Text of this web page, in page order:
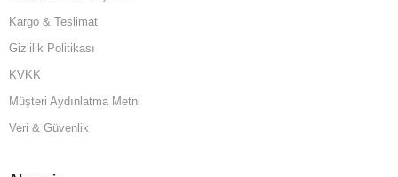
Kargo & Teslimat
Gizlilik Politikası
KVKK
Müşteri Aydınlatma Metni
Veri & Güvenlik